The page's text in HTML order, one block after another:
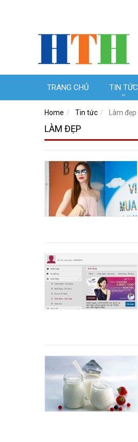
TRANG CHỦ TIN TỨC
Home Tin tức Làm đẹp
LÀM ĐẸP